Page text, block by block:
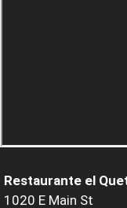
Restaurante el
1020 E Main St